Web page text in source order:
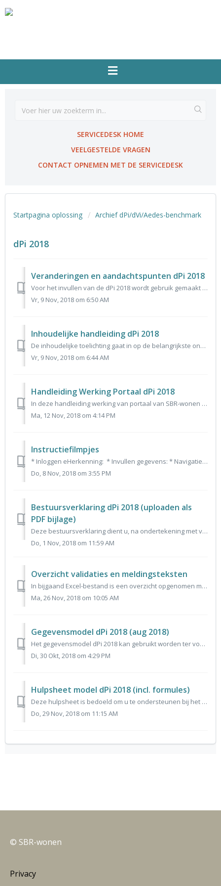
SERVICEDESK HOME
VEELGESTELDE VRAGEN
CONTACT OPNEMEN MET DE SERVICEDESK
Startpagina oplossing Archief dPi/dVi/Aedes-benchmark
dPi 2018
Veranderingen en aandachtspunten dPi 2018
Voor het invullen van de dPi 2018 wordt gebruik gemaakt van een nieuw portaal. In dit document wordt beknopt ingegaan op de belangrijkste veranderingen ten ...
Vr, 9 Nov, 2018 om 6:50 AM
Inhoudelijke handleiding dPi 2018
De inhoudelijke toelichting gaat in op de belangrijkste onderdelen van de dPi 2018 en de wijzigingen in de gegevensuitvraag ten opzichte van voorgaand jaar.
Vr, 9 Nov, 2018 om 6:44 AM
Handleiding Werking Portaal dPi 2018
In deze handleiding werking van portaal van SBR-wonen voor dPi 2018 leggen we stapsgewijs uit hoe het portaal werkt. Het gaat om de volgende stappen: - alg...
Ma, 12 Nov, 2018 om 4:14 PM
Instructiefilmpjes
* Inloggen eHerkenning: * Invullen gegevens: * Navigatie in het portaal: * Errors en warnings: * Overzichtspagina, bij...
Do, 8 Nov, 2018 om 3:55 PM
Bestuursverklaring dPi 2018 (uploaden als
PDF bijlage)
Deze bestuursverklaring dient u, na ondertekening met vermelding van naam conform statutaire bevoegdheid, als pdf bijlage bij verzending van het bestand bij...
Do, 1 Nov, 2018 om 11:59 AM
Overzicht validaties en meldingsteksten
In bijgaand Excel-bestand is een overzicht opgenomen met alle validaties en meldingsteksten die in het portaal kunnen voorkomen. Daarbij is er extra uitleg ...
Ma, 26 Nov, 2018 om 10:05 AM
Gegevensmodel dPi 2018 (aug 2018)
Het gegevensmodel dPi 2018 kan gebruikt worden ter voorbereiding voor het invullen in het portaal.
Di, 30 Okt, 2018 om 4:29 PM
Hulpsheet model dPi 2018 (incl. formules)
Deze hulpsheet is bedoeld om u te ondersteunen bij het oplossen van warnings en errors.
Do, 29 Nov, 2018 om 11:15 AM
© SBR-wonen
Privacy